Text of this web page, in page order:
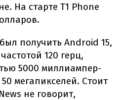
На старте T1 Phone
получить Android 15,
120 герц,
5000 миллиампер-
мегапикселей. Стоит
не говорит,